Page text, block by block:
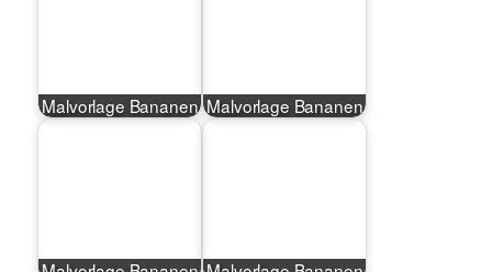
Malvorlage Bananen Malvorlage Bananen